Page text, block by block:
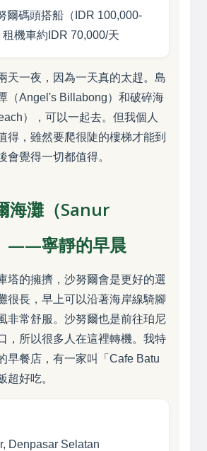
爾碼頭搭船（IDR 100,000-
機車約IDR 70,000/天
天一夜，因為一天真的太趕。島
（Angel's Billabong）和破碎海
），可以一起去。但我個人
得，雖然要爬很陡的樓梯才能到
會覺得一切都值得。
海灘（Sanur
——寧靜的早晨
塔的擁擠，沙努爾會是更好的選
很長，早上可以沿著海岸線騎腳
非常舒服。沙努爾也是前往珀尼
，所以很多人在這裡轉機。我特
早餐店，有一家叫「Cafe Batu
超好吃。
Denpasar Selatan